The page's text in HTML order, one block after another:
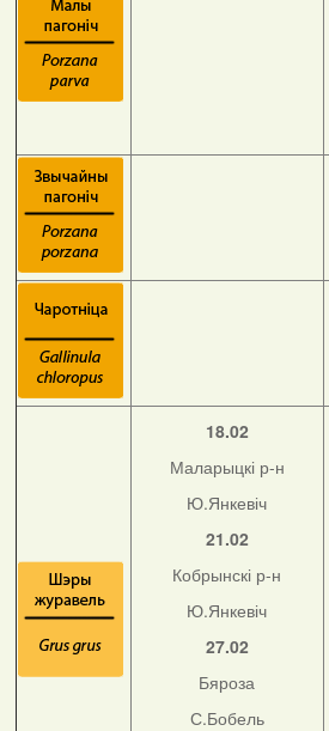
18.02
Маларыцкі р-н
Ю.Янкевіч
21.02
Кобрынскі р-н
Ю.Янкевіч
27.02
Бяроза
С.Бобель